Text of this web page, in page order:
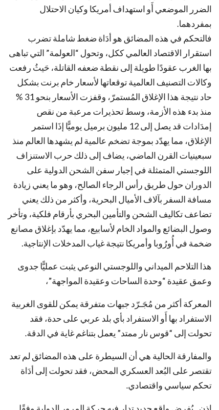
الضرر الموضعي أَو استهداف أمريكا وكيان الاحتلال
بمفردهما.
فالتحكم في هذه المضائق هو أدَاة ضغط شاملة تضرب
استقرار الاقتصاد العالمي ككل، وتحول “العولمة” التي تباهى
بها الغرب عقودًا طويلة إلى نقطة ضعفه القاتلة، حَيثُ رفعت
وكالات التصنيف العالمية توقعاتها لأسعار خام برنت بشكل
حاد نتيجة هذا الإغلاق المُستمرّ، وقفزت الأسعار بنحو 31 %
منذ بدء هذه الأزمة، وسط تحذيرات مرعبة من نقص
إمدَادات قد يصل إلى 12 مليون برميل يوميًّا إذَا استمر
الإغلاق، مما يهدّد بموجة تضخم عالمية لم يشهدها العالم منذ
سبعينيات القرن الماضي، يضاف إلى ذلك حرب الاستنزاف
اللوجستي المتمثلة في إجبار سفن الشحن الدولية على
الدوران حول طريق رأس الرجاء الصالح، وهو ما يعني زيادة
مسافة السفر بآلاف الأميال البحرية، وأكثر من ذلك يعني
تضاعف تكاليف الشحن والتأمين البحري بأرقام فلكية، وتأخر
وصول البضائع والمواد الخام لأسابيع، مما يهدّد بإغلاق مصانع
ضخمة في أُورُوبا وأمريكا نتيجة غياب المدخلات الإنتاجية.
هذا التلاحم الميداني واللوجستي النوعي يثبت عمليًّا جدوى
وعمق عقيدة “وحدة الساحات وعقيدة المواجهة”،
المعركة أكثر من مُجَـرّد جبهات متفرقة يمكن للقوى الغربية
الاستفراد بها أَو الاستفراد بأي بلد عربي على حدة، فقد
تحولت إلى “قوس نار ممتد” يعمل بتناغم غاية في الدقة.
والمفارقة الحالية هي أن السيطرة على هذه المضائق لم تعد
تقتصر على البُعد العسكري المحض، فقد تحولت إلى أدَاة
تحكم سياسي واقتصادي.